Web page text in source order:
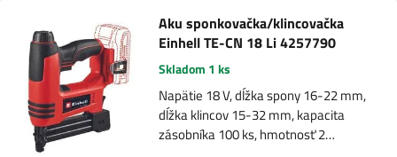
Aku sponkovačka/klincovačka
Einhell TE-CN 18 Li 4257790
Skladom 1 ks
Napätie 18 V, dĺžka spony 16-22 mm,
dĺžka klincov 15-32 mm, kapacita
zásobníka 100 ks, hmotnosť 2…